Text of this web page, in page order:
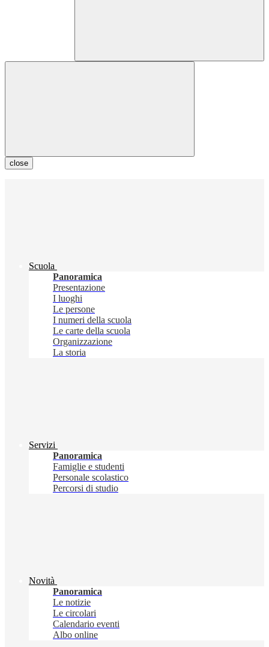
close
Scuola
Panoramica
Presentazione
I luoghi
Le persone
I numeri della scuola
Le carte della scuola
Organizzazione
La storia
Servizi
Panoramica
Famiglie e studenti
Personale scolastico
Percorsi di studio
Novità
Panoramica
Le notizie
Le circolari
Calendario eventi
Albo online